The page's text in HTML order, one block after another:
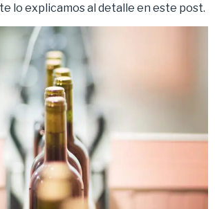
lo explicamos al detalle en este post.